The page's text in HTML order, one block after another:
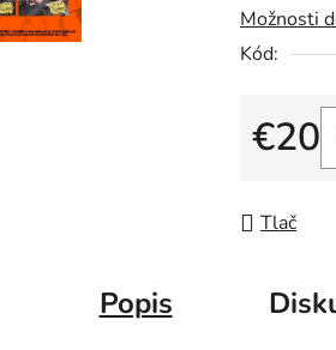
Možnosti
Kód:
€20
Tlač
Popis